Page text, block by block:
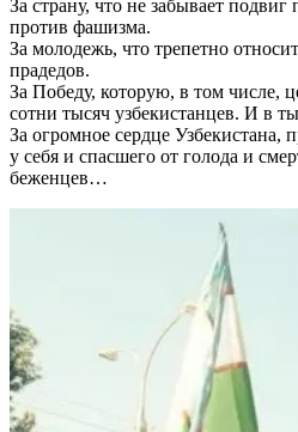
За страну, что не забывает
против фашизма.
За молодежь, что трепетно
прадедов.
За Победу, которую, в том числе,
сотни тысяч узбекистанцев. И в
За огромное сердце
у себя и спасшего от голода и
беженцев…